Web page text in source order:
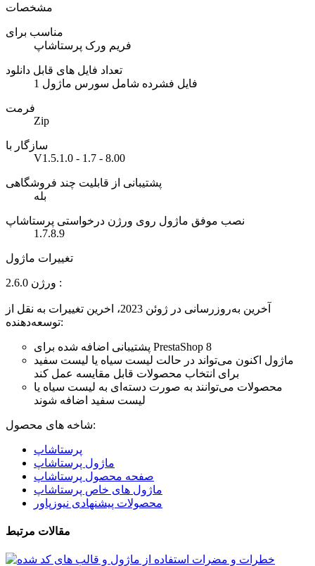
مشخصات
مناسب برای
فریم ورک پرستاشاپ
تعداد فایل های قابل دانلود
1 فایل فشرده شامل سورس ماژول
فرمت
Zip
سازگار با
V1.5.1.0 - 1.7 - 8.00
پشتیبانی از قابلیت چند فروشگاهی
بله
نصب موفق ماژول روی ورژن درخواستی پرستاشاپ
1.7.8.9
تغییرات ماژول
ورژن 2.6.0 :
آخرین به‌روزرسانی در ژوئن 2023، اخرین تغییرات به نقل از
توسعه‌دهنده:
پشتیبانی اضافه شده برای PrestaShop 8
ماژول اکنون می‌تواند در حالت لیست سیاه یا لیست سفید
برای انتخاب محصولات قابل مقایسه عمل کند
محصولات می‌توانند به صورت دسته‌ای به لیست سیاه یا
لیست سفید اضافه شوند
شاخه های محصول:
پرستاشاپ
ماژول پرستاشاپ
صفحه محصول پرستاشاپ
ماژول های خاص پرستاشاپ
محصولات پیشنهادی نیوزپاور
مقالات مرتبط